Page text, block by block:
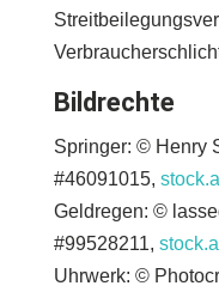
Bildrechte
Springer: © Henry
#46091015,
Geldregen: ©
#99528211,
Uhrwerk: ©